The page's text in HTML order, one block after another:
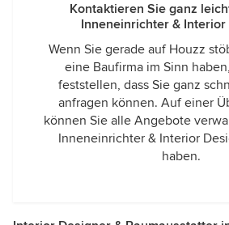
Kontaktieren Sie ganz
Inneneinrichter &
Wenn Sie gerade auf Houzz
eine Baufirma im Sinn
feststellen, dass Sie ganz
anfragen können. Auf einer
können Sie alle Angebote
Inneneinrichter & Interior
haben.